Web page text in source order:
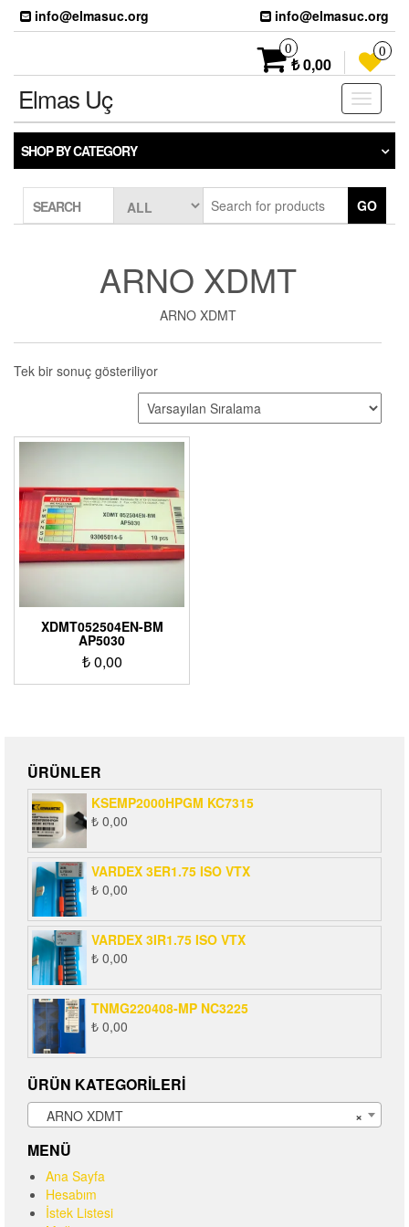
Skip
info@elmasuc.org info@elmasuc.org
0
₺ 0,00
0
Toggle
Elmas Uç
SHOP BY CATEGORY
SEARCH GO
ARNO XDMT
ARNO XDMT
Tek bir sonuç gösteriliyor
XDMT052504EN-BM
AP5030
₺0,00
ÜRÜNLER
KSEMP2000HPGM KC7315
₺ 0,00
VARDEX 3ER1.75 ISO VTX
₺ 0,00
VARDEX 3IR1.75 ISO VTX
₺ 0,00
TNMG220408-MP NC3225
₺ 0,00
ÜRÜN KATEGORILERI
×
ARNO XDMT
MENÜ
Ana Sayfa
Hesabım
İstek Listesi